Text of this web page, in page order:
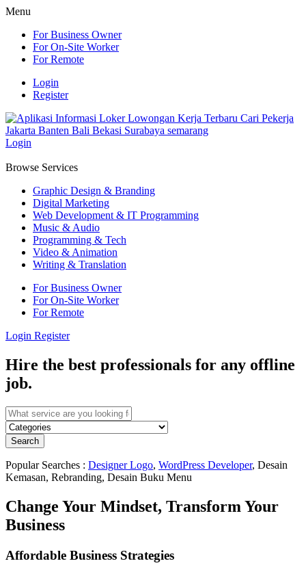
Menu
For Business Owner
For On-Site Worker
For Remote
Login
Register
Login
Browse Services
Graphic Design & Branding
Digital Marketing
Web Development & IT Programming
Music & Audio
Programming & Tech
Video & Animation
Writing & Translation
For Business Owner
For On-Site Worker
For Remote
Login Register
Hire the best professionals for any offline
job.
Search
Popular Searches : Designer Logo, WordPress Developer, Desain
Kemasan, Rebranding, Desain Buku Menu
Change Your Mindset, Transform Your
Business
Affordable Business Strategies